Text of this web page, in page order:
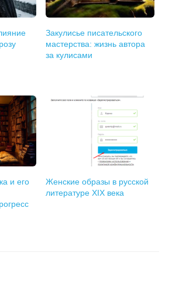
Закулисье писательского
мастерства: жизнь автора
за кулисами
и его
Женские образы в русской
литературе XIX века